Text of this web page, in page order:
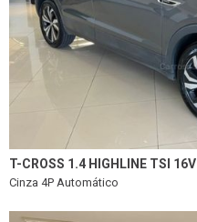
T-CROSS 1.4 HIGHLINE TSI 16V
Cinza 4P Automático